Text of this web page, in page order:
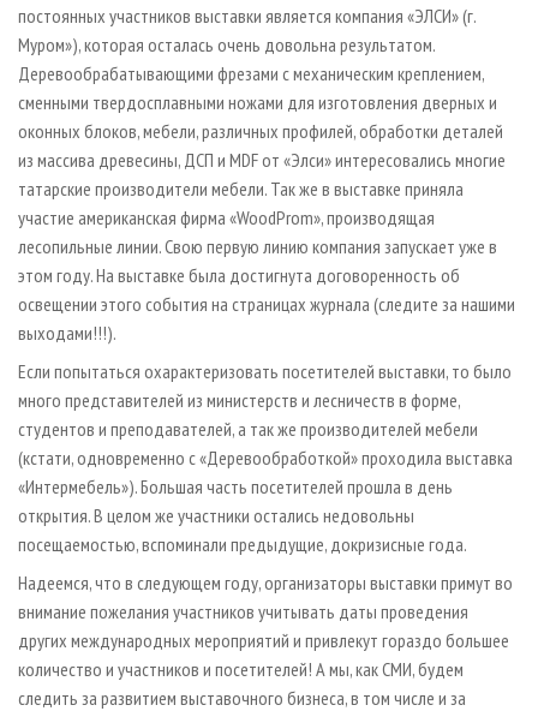
постоянных участников выставки является компания «ЭЛСИ» (г.
Муром»), которая осталась очень довольна результатом.
Деревообрабатывающими фрезами с механическим креплением,
сменными твердосплавными ножами для изготовления дверных и
оконных блоков, мебели, различных профилей, обработки деталей
из массива древесины, ДСП и MDF от «Элси» интересовались многие
татарские производители мебели. Так же в выставке приняла
участие американская фирма «WoodProm», производящая
лесопильные линии. Свою первую линию компания запускает уже в
этом году. На выставке была достигнута договоренность об
освещении этого события на страницах журнала (следите за нашими
выходами!!!).
Если попытаться охарактеризовать посетителей выставки, то было
много представителей из министерств и лесничеств в форме,
студентов и преподавателей, а так же производителей мебели
(кстати, одновременно с «Деревообработкой» проходила выставка
«Интермебель»). Большая часть посетителей прошла в день
открытия. В целом же участники остались недовольны
посещаемостью, вспоминали предыдущие, докризисные года.
Надеемся, что в следующем году, организаторы выставки примут во
внимание пожелания участников учитывать даты проведения
других международных мероприятий и привлекут гораздо большее
количество и участников и посетителей! А мы, как СМИ, будем
следить за развитием выставочного бизнеса, в том числе и за